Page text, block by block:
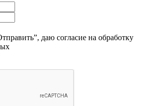
даю согласие на обработку